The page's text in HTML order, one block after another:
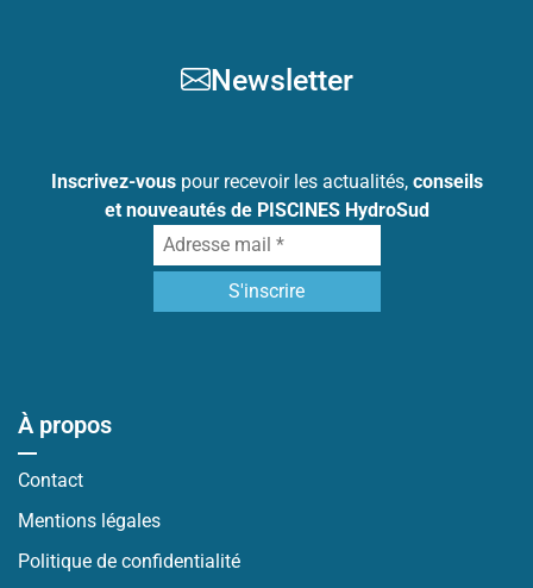
Newsletter
Inscrivez-vouspour recevoir les actualités, conseils
et nouveautés de PISCINES HydroSud
À propos
Contact
Mentions légales
Politique de confidentialité